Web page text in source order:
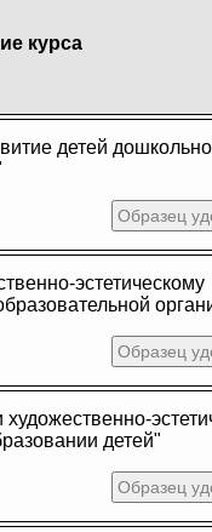
курса
детей
Образец
эстетическому
Образец
детей"
Образец